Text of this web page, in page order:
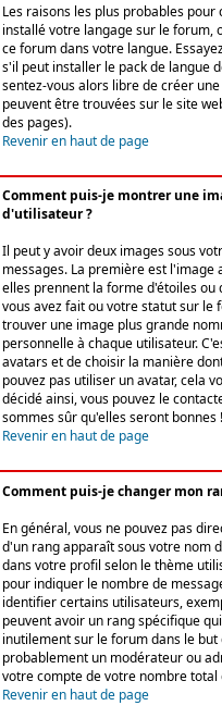
Les raisons les plus probables
installé votre langage sur le forum,
ce forum dans votre langue.
s'il peut installer le pack de langue
sentez-vous alors libre de créer
peuvent être trouvées sur le site
des pages).
Revenir en haut de page
Comment puis-je montrer une
d'utilisateur ?
Il peut y avoir deux images sous
messages. La première est
elles prennent la forme d'étoiles ou
vous avez fait ou votre statut sur le
trouver une image plus grande
personnelle à chaque utilisateur.
avatars et de choisir la manière
pouvez pas utiliser un avatar, cela
décidé ainsi, vous pouvez le
sommes sûr qu'elles seront bonnes
Revenir en haut de page
Comment puis-je changer mon
En général, vous ne pouvez pas
d'un rang apparaît sous votre nom
dans votre profil selon le thème
pour indiquer le nombre de
identifier certains utilisateurs,
peuvent avoir un rang spécifique
inutilement sur le forum dans le
probablement un modérateur ou
votre compte de votre nombre total
Revenir en haut de page